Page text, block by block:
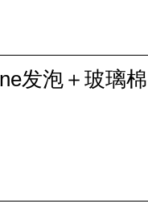
发泡＋玻璃棉